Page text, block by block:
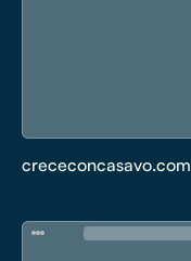
crececoncasavo.com